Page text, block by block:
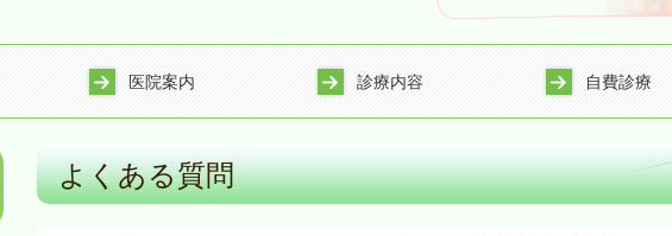
医院案内 診療内容 自費診療
よくある質問